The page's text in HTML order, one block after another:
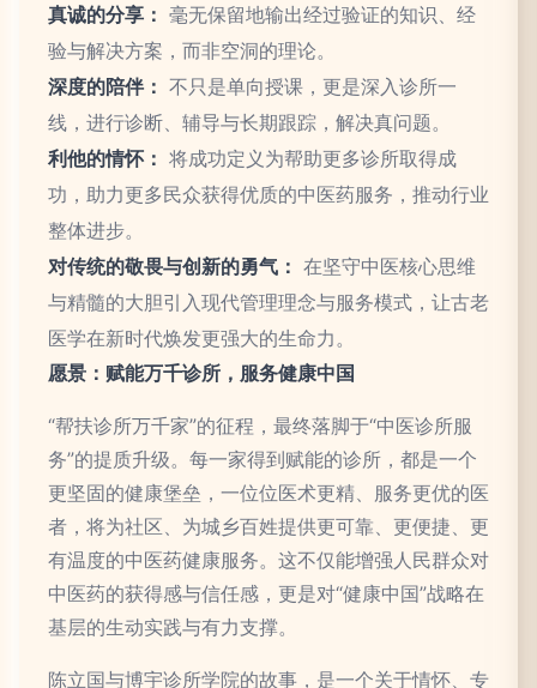
真诚的分享： 毫无保留地输出经过验证的知识、经
验与解决方案，而非空洞的理论。
深度的陪伴： 不只是单向授课，更是深入诊所一
线，进行诊断、辅导与长期跟踪，解决真问题。
利他的情怀： 将成功定义为帮助更多诊所取得成
功，助力更多民众获得优质的中医药服务，推动行业
整体进步。
对传统的敬畏与创新的勇气： 在坚守中医核心思维
与精髓的大胆引入现代管理理念与服务模式，让古老
医学在新时代焕发更强大的生命力。
愿景：赋能万千诊所，服务健康中国
“帮扶诊所万千家”的征程，最终落脚于“中医诊所服
务”的提质升级。每一家得到赋能的诊所，都是一个
更坚固的健康堡垒，一位位医术更精、服务更优的医
者，将为社区、为城乡百姓提供更可靠、更便捷、更
有温度的中医药健康服务。这不仅能增强人民群众对
中医药的获得感与信任感，更是对“健康中国”战略在
基层的生动实践与有力支撑。
陈立国与博宇诊所学院的故事，是一个关于情怀、专